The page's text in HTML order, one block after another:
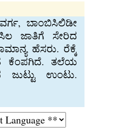
ಬಾಂಬಿಸಿಲಿಡೀ
ಜಾತಿಗೆ ಸೇರಿದ
ಹೆಸರು. ರೆಕ್ಕೆ
ಕೆಂಪಗಿದೆ. ತಲೆಯ
ಉಂಟು.